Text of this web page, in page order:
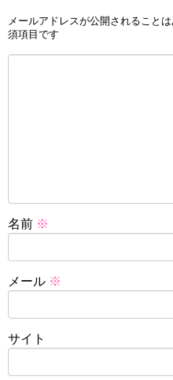
メールアドレスが公開されることは
須項目です
名前 ※
メール ※
サイト